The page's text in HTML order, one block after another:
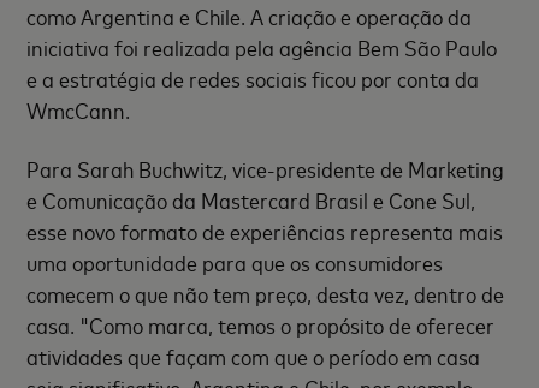
como Argentina e Chile. A criação e operação da
iniciativa foi realizada pela agência Bem São Paulo
e a estratégia de redes sociais ficou por conta da
WmcCann.
Para Sarah Buchwitz, vice-presidente de Marketing
e Comunicação da Mastercard Brasil e Cone Sul,
esse novo formato de experiências representa mais
uma oportunidade para que os consumidores
comecem o que não tem preço, desta vez, dentro de
casa. "Como marca, temos o propósito de oferecer
atividades que façam com que o período em casa